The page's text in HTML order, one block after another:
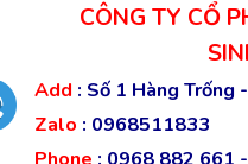
CÔNG TY CỔ
Add : Số 1 Hàng Trống
Zalo : 0968511833